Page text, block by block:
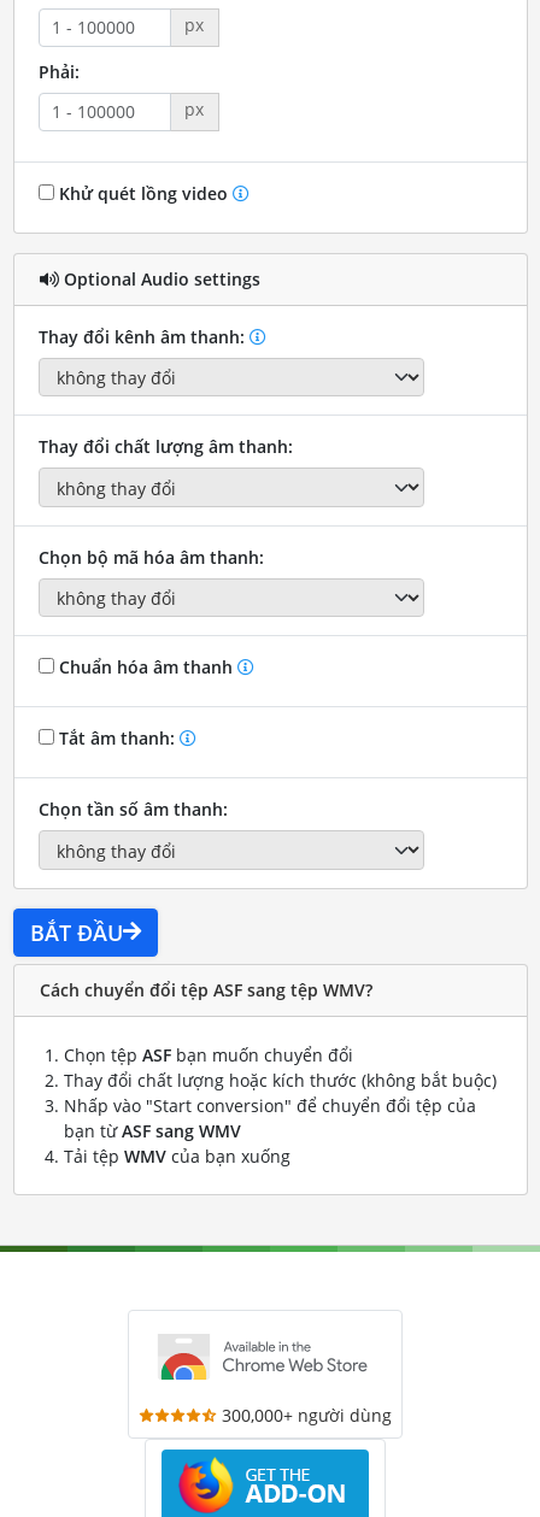
px
Phải:
px
Khử quét lồng video
Optional Audio settings
Thay đổi kênh âm thanh:
Thay đổi chất lượng âm thanh:
Chọn bộ mã hóa âm thanh:
Chuẩn hóa âm thanh
Tắt âm thanh:
Chọn tần số âm thanh:
BẮT ĐẦU
Cách chuyển đổi tệp ASF sang tệp WMV?
Chọn tệp ASFbạn muốn chuyển đổi
Thay đổi chất lượng hoặc kích thước (không bắt buộc)
Nhấp vào "Start conversion" để chuyển đổi tệp của
bạn từASF sang WMV
Tải tệp WMVcủa bạn xuống
300,000+ người dùng